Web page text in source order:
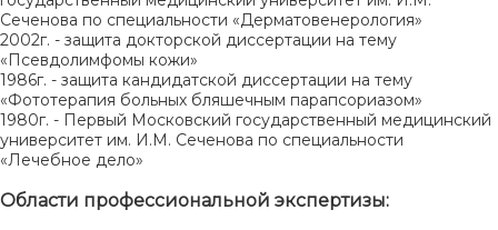
Сеченова по специальности «Дерматовенерология»
2002г. - защита докторской диссертации на тему
«Псевдолимфомы кожи»
1986г. - защита кандидатской диссертации на тему
«Фототерапия больных бляшечным парапсориазом»
1980г. - Первый Московский государственный медицинский
университет им. И.М. Сеченова по специальности
«Лечебное дело»
Области профессиональной экспертизы: